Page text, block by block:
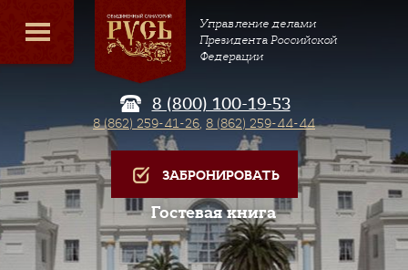
Управление делами
Президента Российской
Федерации
8 (800) 100-19-53
8 (862) 259-41-26, 8 (862) 259-44-44
ЗАБРОНИРОВАТЬ
Гостевая книга